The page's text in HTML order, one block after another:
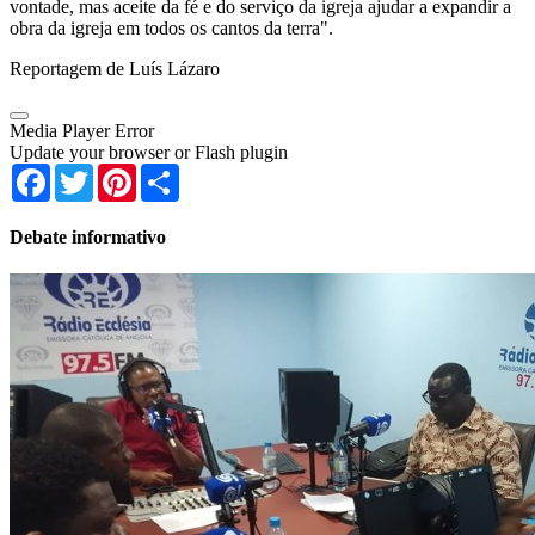
vontade, mas aceite da fé e do serviço da igreja ajudar a expandir a
obra da igreja em todos os cantos da terra".
Reportagem de Luís Lázaro
Media Player Error
Update your browser or Flash plugin
Facebook
TwitterPinterest
Debate informativo